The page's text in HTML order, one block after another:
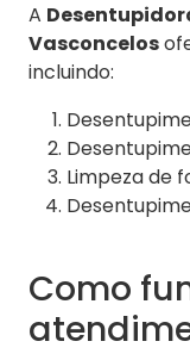
A
Vasconcelos
incluindo:
Limpeza de
Como